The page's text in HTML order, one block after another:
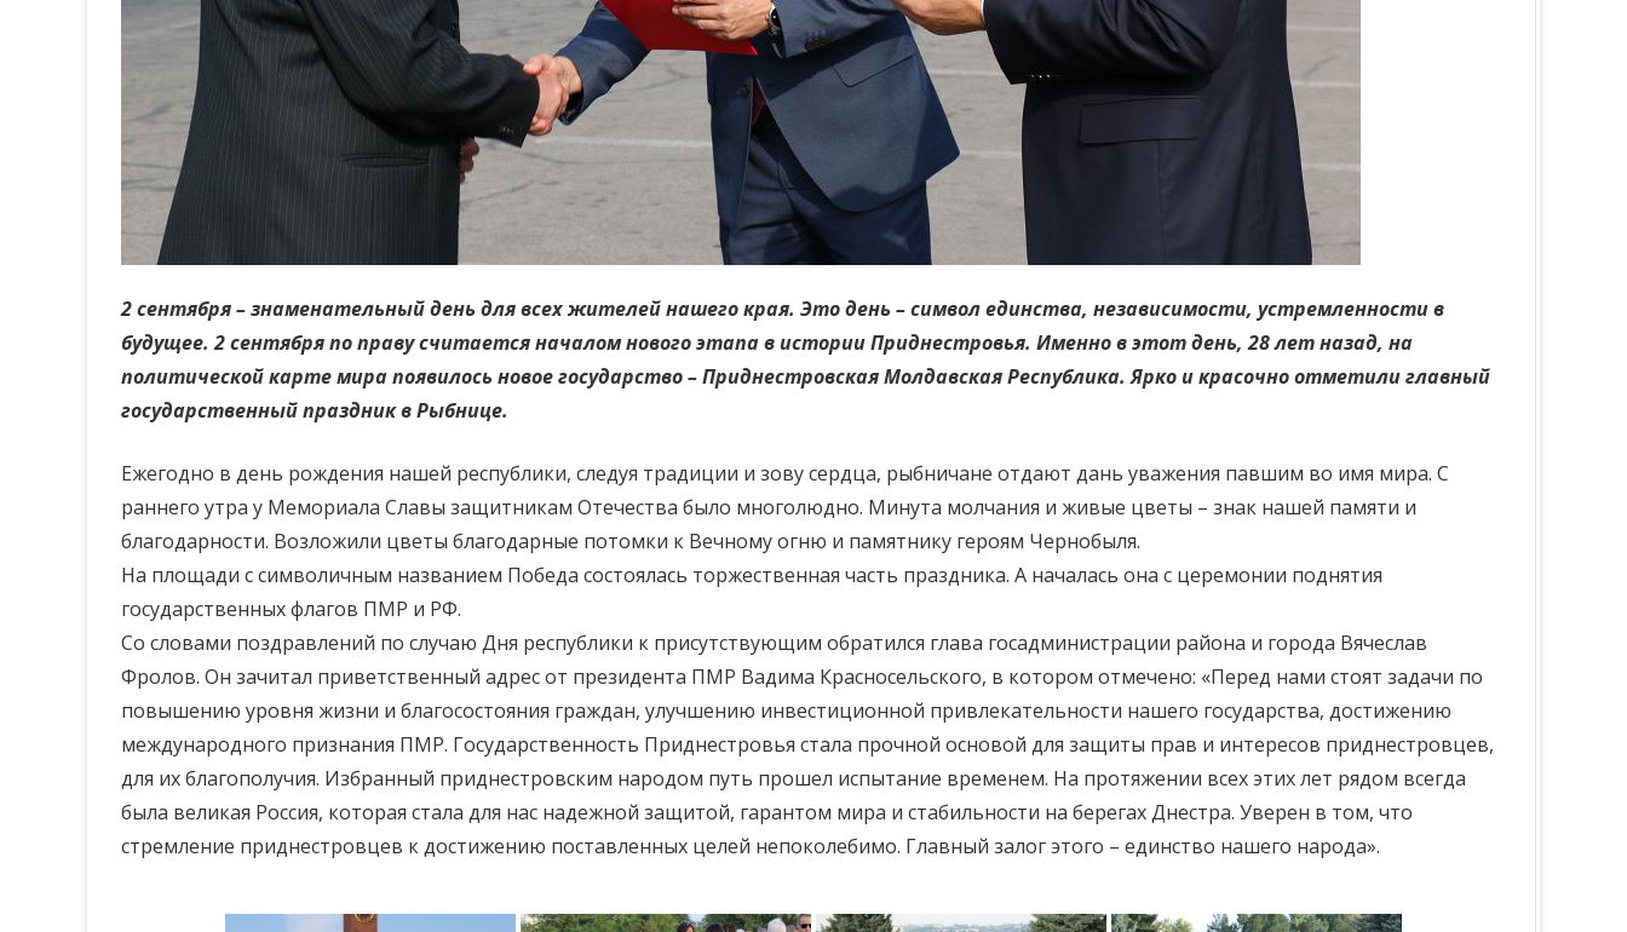
2 сентября – знаменательный день для всех жителей нашего края. Это день – символ единства, независимости, устремленности в
будущее. 2 сентября по праву считается началом нового этапа в истории Приднестровья. Именно в этот день, 28 лет назад, на
политической карте мира появилось новое государство – Приднестровская Молдавская Республика. Ярко и красочно отметили главный
государственный праздник в Рыбнице.
Ежегодно в день рождения нашей республики, следуя традиции и зову сердца, рыбничане отдают дань уважения павшим во имя мира. С
раннего утра у Мемориала Славы защитникам Отечества было многолюдно. Минута молчания и живые цветы – знак нашей памяти и
благодарности. Возложили цветы благодарные потомки к Вечному огню и памятнику героям Чернобыля.
На площади с символичным названием Победа состоялась торжественная часть праздника. А началась она с церемонии поднятия
государственных флагов ПМР и РФ.
Со словами поздравлений по случаю Дня республики к присутствующим обратился глава госадминистрации района и города Вячеслав
Фролов. Он зачитал приветственный адрес от президента ПМР Вадима Красносельского, в котором отмечено: «Перед нами стоят задачи по
повышению уровня жизни и благосостояния граждан, улучшению инвестиционной привлекательности нашего государства, достижению
международного признания ПМР. Государственность Приднестровья стала прочной основой для защиты прав и интересов приднестровцев,
для их благополучия. Избранный приднестровским народом путь прошел испытание временем. На протяжении всех этих лет рядом всегда
была великая Россия, которая стала для нас надежной защитой, гарантом мира и стабильности на берегах Днестра. Уверен в том, что
стремление приднестровцев к достижению поставленных целей непоколебимо. Главный залог этого – единство нашего народа».